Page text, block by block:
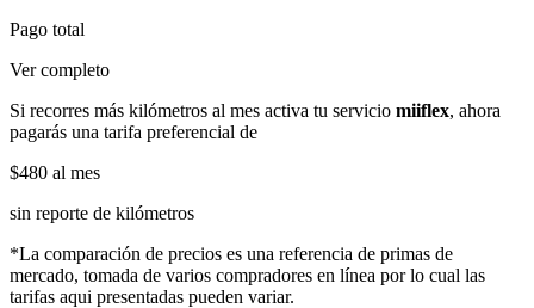
Pago total
Ver completo
Si recorres más kilómetros al mes activa tu servicio miiflex, ahora
pagarás una tarifa preferencial de
$480 al mes
sin reporte de kilómetros
*La comparación de precios es una referencia de primas de
mercado, tomada de varios compradores en línea por lo cual las
tarifas aqui presentadas pueden variar.